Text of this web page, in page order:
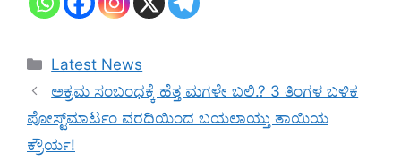
Categories
Latest News
ಅಕ್ರಮ ಸಂಬಂಧಕ್ಕೆ ಹೆತ್ತ ಮಗಳೇ ಬಲಿ.? 3 ತಿಂಗಳ ಬಳಿಕ
ಪೋಸ್ಟ್‌ಮಾರ್ಟಂ ವರದಿಯಿಂದ ಬಯಲಾಯ್ತು ತಾಯಿಯ
ಕ್ರೌರ್ಯ!